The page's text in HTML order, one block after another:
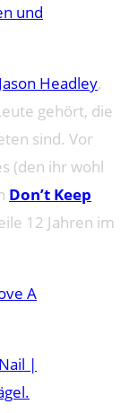
und
Jason Headley,
gehört, die
sind. Vor
(den ihr wohl
Don’t Keep
12 Jahren im
A
|